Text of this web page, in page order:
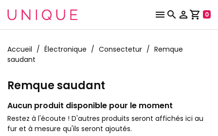
   shopping_cart 0
Accueil Électronique Consectetur
Remque
saudant
Remque saudant
Aucun produit disponible pour le moment
Restez à l'écoute ! D'autres produits seront affichés ici au
fur et à mesure qu'ils seront ajoutés.